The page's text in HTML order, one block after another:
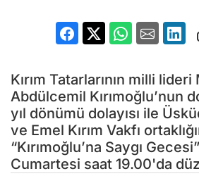
Kırım Tatarlarının milli
Abdülcemil Kırımoğlu’nun
yıl dönümü dolayısı ile
ve Emel Kırım Vakfı
“Kırımoğlu’na Saygı
Cumartesi saat 19.00'da